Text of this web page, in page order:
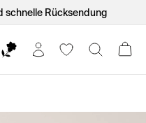
schnelle Rücksendung